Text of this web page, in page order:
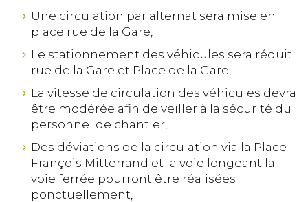
Une circulation par alternat sera mise en
place rue de la Gare,
Le stationnement des véhicules sera réduit
rue de la Gare et Place de la Gare,
La vitesse de circulation des véhicules devra
être modérée afin de veiller à la sécurité du
personnel de chantier,
Des déviations de la circulation via la Place
François Mitterrand et la voie longeant la
voie ferrée pourront être réalisées
ponctuellement,